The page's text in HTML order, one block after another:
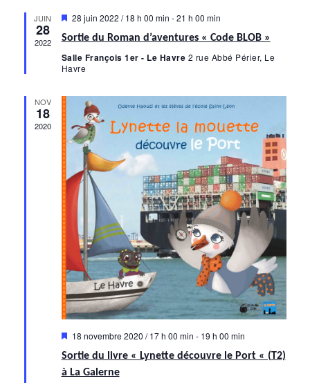
h
e
t
n
a
v
i
a
t
o
JUIN
28
2022
Mis
avant
28 juin 2022 / 18 h 00 min -21 h 00 min
Sortie du Roman d’aventures « Code BLOB »
Salle François 1er - Le Havre 2 rue Abbé Périer, Le
Havre
NOV
18
2020
Mis
avant
18 novembre 2020 / 17 h 00 min - 19 h 00 min
Sortie du livre « Lynette découvre le Port « (T2)
à La Galerne